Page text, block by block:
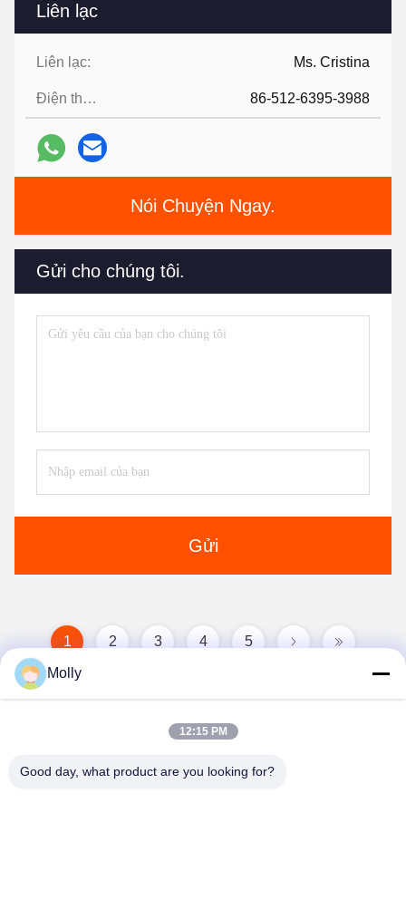
Liên lạc
Liên lạc: Ms. Cristina
Điện thoại: 86-512-6395-3988
Nói Chuyện Ngay.
Gửi cho chúng tôi.
Gửi
1 2 3 4 5
Molly
12:15 PM
Good day, what product are you looking for?